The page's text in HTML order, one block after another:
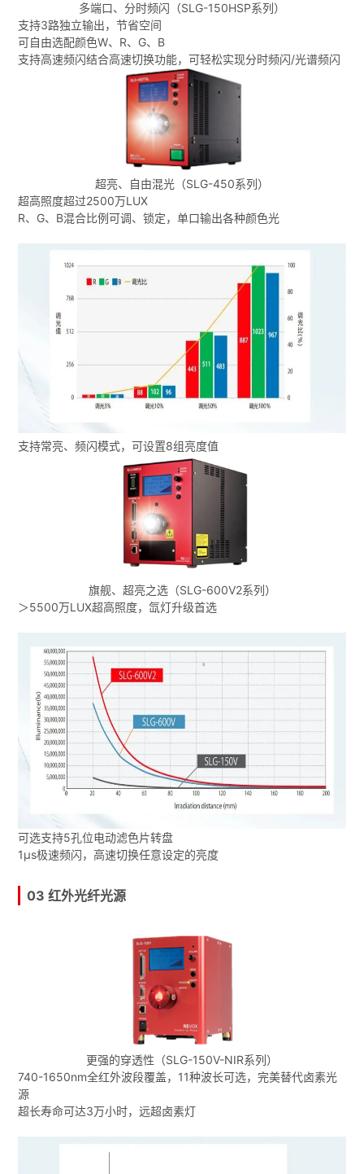
多端口、分时频闪（SLG-150HSP系列）
支持3路独立输出，节省空间
可自由选配颜色W、R、G、B
支持高速频闪结合高速切换功能，可轻松实现分时频闪/光谱频闪
超亮、自由混光（SLG-450系列）
超高照度超过2500万LUX
R、G、B混合比例可调、锁定，单口输出各种颜色光
支持常亮、频闪模式，可设置8组亮度值
旗舰、超亮之选（SLG-600V2系列）
＞5500万LUX超高照度，氙灯升级首选
可选支持5孔位电动滤色片转盘
1μs极速频闪，高速切换任意设定的亮度
03 红外光纤光源
更强的穿透性（SLG-150V-NIR系列）
740-1650nm全红外波段覆盖，11种波长可选，完美替代卤素光
源
超长寿命可达3万小时，远超卤素灯